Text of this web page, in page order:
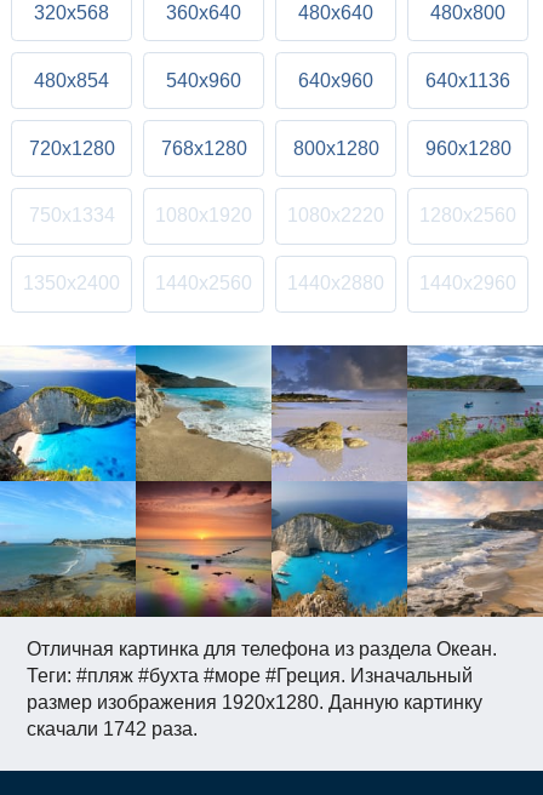
Отличная картинка для телефона из раздела Океан.
Теги: #пляж #бухта #море #Греция. Изначальный
размер изображения 1920x1280. Данную картинку
скачали 1742 раза.
320x568 360x640 480x640 480x800
480x854 540x960 640x960 640x1136
720x1280 768x1280 800x1280 960x1280
750x1334 1080x1920 1080x2220 1280x2560
1350x2400 1440x2560 1440x2880 1440x2960